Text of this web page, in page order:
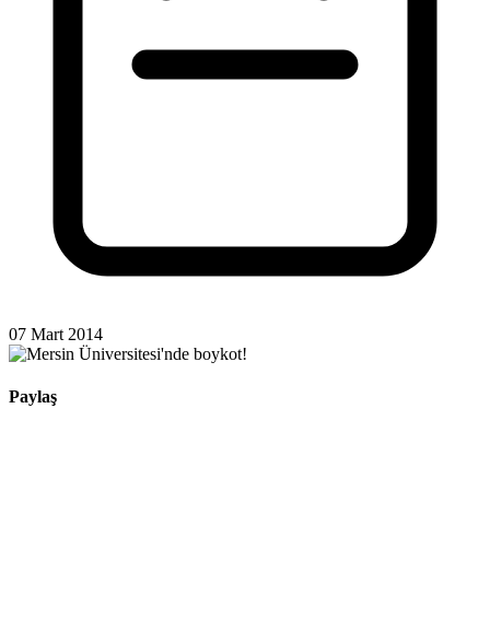
07 Mart 2014
Paylaş